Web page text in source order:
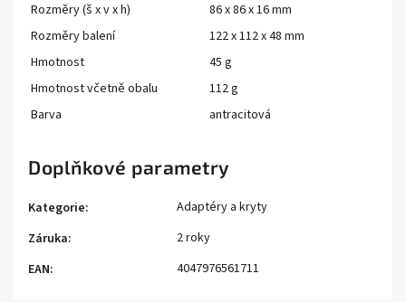
Rozměry (š x v x h)
86 x 86 x 16 mm
Rozměry balení
122 x 112 x 48 mm
Hmotnost
45 g
Hmotnost včetně obalu
112 g
Barva
antracitová
Doplňkové parametry
Kategorie:
Adaptéry a kryty
Záruka:
2 roky
EAN: 4047976561711